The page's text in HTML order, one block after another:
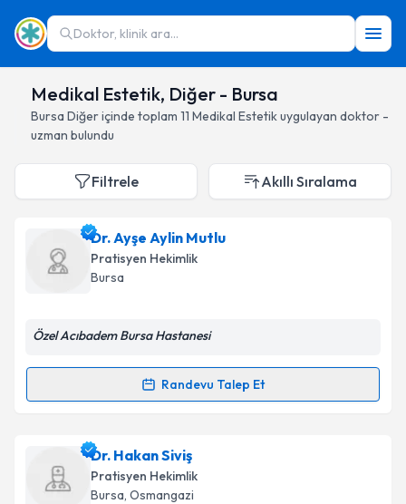
Doktor, klinik ara...
Medikal Estetik, Diğer - Bursa
Bursa Diğeriçinde toplam 11 Medikal Estetikuygulayan doktor -
uzman bulundu
Filtrele Akıllı Sıralama
Dr. Ayşe Aylin Mutlu
Pratisyen Hekimlik
Bursa
Özel Acıbadem Bursa Hastanesi
Randevu Talep Et
Randevu Takvimi Talebi
Dr. Ayşe Aylin Mutluiçin randevu takvimi talebi
oluşturun. Size bu uzmandan randevu almanız için bir
takvim hazırlandığında e-posta ile bilgilendireceğiz.
Dr. Hakan Siviş
Pratisyen Hekimlik
Bursa, Osmangazi